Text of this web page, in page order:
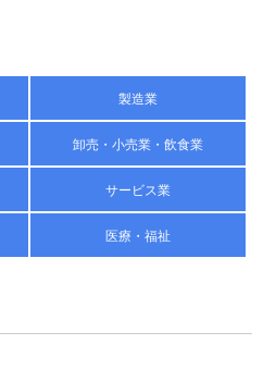
製造業
卸売・小売業・飲食業
サービス業
医療・福祉